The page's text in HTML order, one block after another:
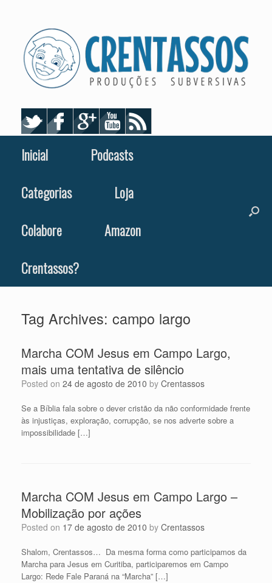
Inicial
Podcasts
Categorias
Loja
Colabore
Amazon
Crentassos?
Tag Archives: campo largo
Marcha COM Jesus em Campo Largo,
mais uma tentativa de silêncio
Posted on 24 de agosto de 2010 by Crentassos
Se a Bíblia fala sobre o dever cristão da não conformidade frente
às injustiças, exploração, corrupção, se nos adverte sobre a
impossibilidade […]
Marcha COM Jesus em Campo Largo –
Mobilização por ações
Posted on 17 de agosto de 2010 by Crentassos
Shalom, Crentassos… Da mesma forma como participamos da
Marcha para Jesus em Curitiba, participaremos em Campo
Largo: Rede Fale Paraná na “Marcha” […]